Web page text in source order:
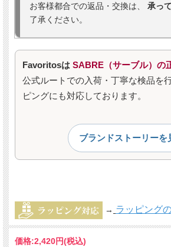
お客様都合での返品・交換は、 承っ
了承ください。
Favoritosは SABRE（サーブル）の
公式ルートでの入荷・丁寧な検品を
ピングにも対応しております。
ブランドストーリーを
→ ラッピング
価格:2,420円(税込)